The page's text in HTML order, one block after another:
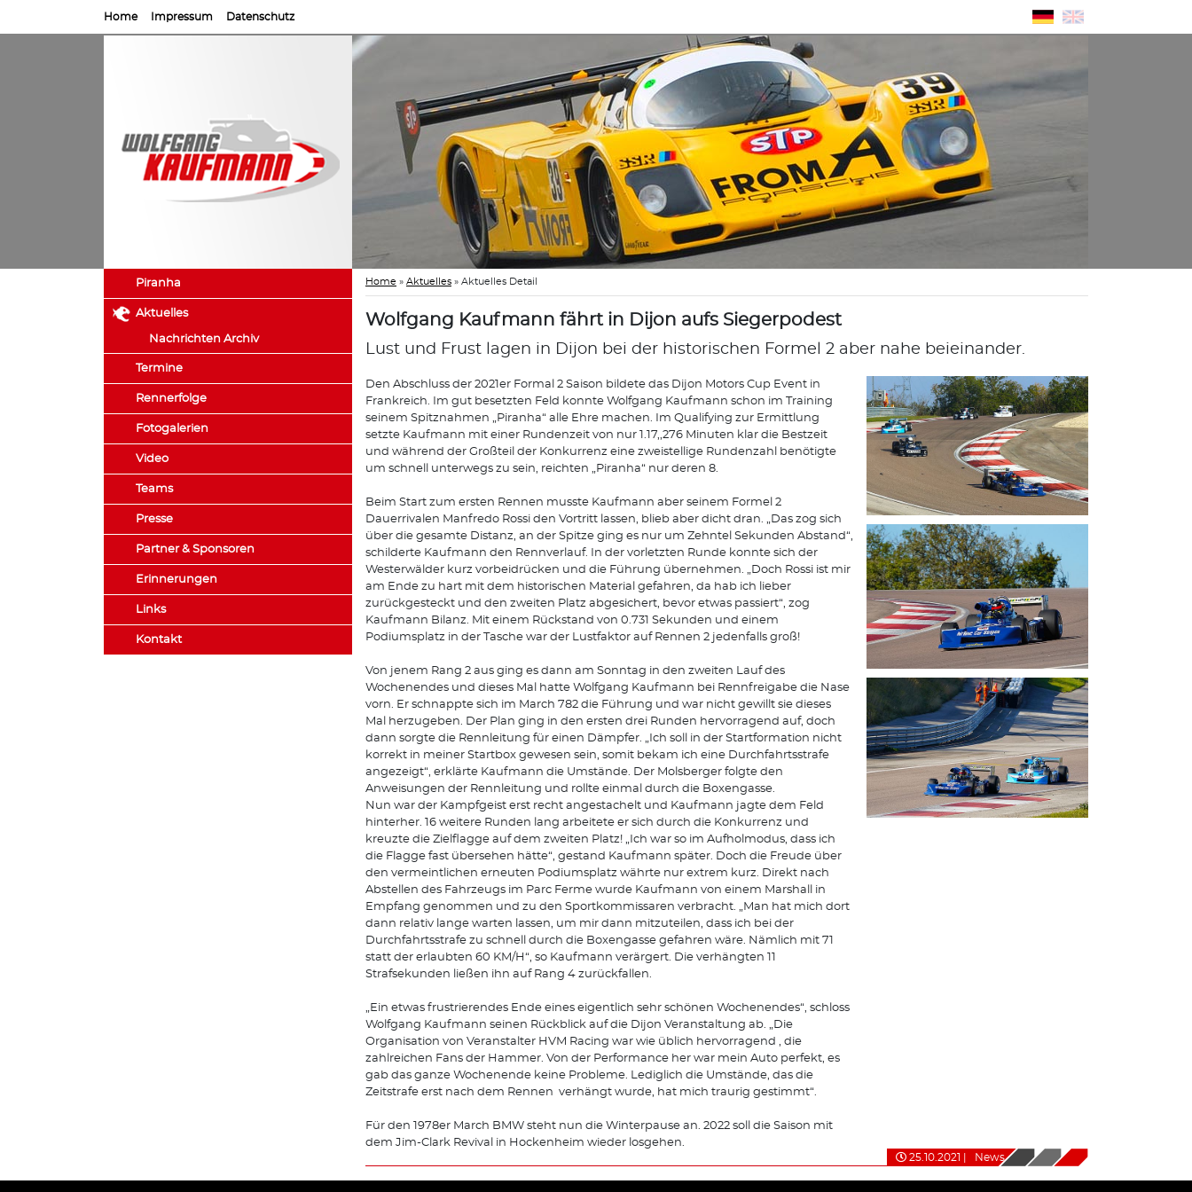
Home Impressum Datenschutz
Piranha
Aktuelles
Nachrichten Archiv
Termine
Rennerfolge
Fotogalerien
Video
Teams
Presse
Partner & Sponsoren
Erinnerungen
Links
Kontakt
Home » Aktuelles » Aktuelles Detail
Wolfgang Kaufmann fährt in Dijon aufs Siegerpodest
Lust und Frust lagen in Dijon bei der historischen Formel 2 aber nahe beieinander.
Den Abschluss der 2021er Formal 2 Saison bildete das Dijon Motors Cup Event in
Frankreich. Im gut besetzten Feld konnte Wolfgang Kaufmann schon im Training
seinem Spitznahmen „Piranha“ alle Ehre machen. Im Qualifying zur Ermittlung
setzte Kaufmann mit einer Rundenzeit von nur 1.17,,276 Minuten klar die Bestzeit
und während der Großteil der Konkurrenz eine zweistellige Rundenzahl benötigte
um schnell unterwegs zu sein, reichten „Piranha“ nur deren 8.
Beim Start zum ersten Rennen musste Kaufmann aber seinem Formel 2
Dauerrivalen Manfredo Rossi den Vortritt lassen, blieb aber dicht dran. „Das zog sich
über die gesamte Distanz, an der Spitze ging es nur um Zehntel Sekunden Abstand“,
schilderte Kaufmann den Rennverlauf. In der vorletzten Runde konnte sich der
Westerwälder kurz vorbeidrücken und die Führung übernehmen. „Doch Rossi ist mir
am Ende zu hart mit dem historischen Material gefahren, da hab ich lieber
zurückgesteckt und den zweiten Platz abgesichert, bevor etwas passiert“, zog
Kaufmann Bilanz. Mit einem Rückstand von 0.731 Sekunden und einem
Podiumsplatz in der Tasche war der Lustfaktor auf Rennen 2 jedenfalls groß!
Von jenem Rang 2 aus ging es dann am Sonntag in den zweiten Lauf des
Wochenendes und dieses Mal hatte Wolfgang Kaufmann bei Rennfreigabe die Nase
vorn. Er schnappte sich im March 782 die Führung und war nicht gewillt sie dieses
Mal herzugeben. Der Plan ging in den ersten drei Runden hervorragend auf, doch
dann sorgte die Rennleitung für einen Dämpfer. „Ich soll in der Startformation nicht
korrekt in meiner Startbox gewesen sein, somit bekam ich eine Durchfahrtsstrafe
angezeigt“, erklärte Kaufmann die Umstände. Der Molsberger folgte den
Anweisungen der Rennleitung und rollte einmal durch die Boxengasse.
Nun war der Kampfgeist erst recht angestachelt und Kaufmann jagte dem Feld
hinterher. 16 weitere Runden lang arbeitete er sich durch die Konkurrenz und
kreuzte die Zielflagge auf dem zweiten Platz! „Ich war so im Aufholmodus, dass ich
die Flagge fast übersehen hätte“, gestand Kaufmann später. Doch die Freude über
den vermeintlichen erneuten Podiumsplatz währte nur extrem kurz. Direkt nach
Abstellen des Fahrzeugs im Parc Ferme wurde Kaufmann von einem Marshall in
Empfang genommen und zu den Sportkommissaren verbracht. „Man hat mich dort
dann relativ lange warten lassen, um mir dann mitzuteilen, dass ich bei der
Durchfahrtsstrafe zu schnell durch die Boxengasse gefahren wäre. Nämlich mit 71
statt der erlaubten 60 KM/H“, so Kaufmann verärgert. Die verhängten 11
Strafsekunden ließen ihn auf Rang 4 zurückfallen.
„Ein etwas frustrierendes Ende eines eigentlich sehr schönen Wochenendes“, schloss
Wolfgang Kaufmann seinen Rückblick auf die Dijon Veranstaltung ab. „Die
Organisation von Veranstalter HVM Racing war wie üblich hervorragend , die
zahlreichen Fans der Hammer. Von der Performance her war mein Auto perfekt, es
gab das ganze Wochenende keine Probleme. Lediglich die Umstände, das die
Zeitstrafe erst nach dem Rennen verhängt wurde, hat mich traurig gestimmt“.
Für den 1978er March BMW steht nun die Winterpause an. 2022 soll die Saison mit
dem Jim-Clark Revival in Hockenheim wieder losgehen.
25.10.2021 News